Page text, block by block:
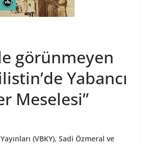
görünmeyen
Yabancı
Meselesi”
(VBKY), Sadi Özmeral ve